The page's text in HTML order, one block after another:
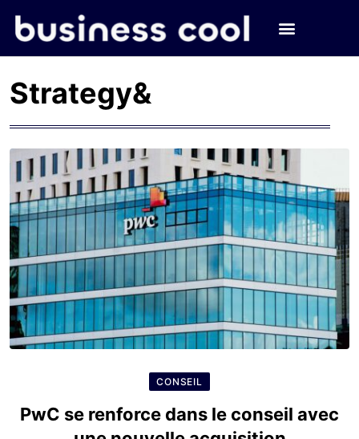
Strategy&
CONSEIL
PwC se renforce dans le conseil avec